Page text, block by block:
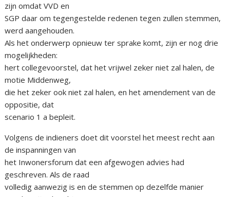
zijn omdat VVD en
SGP daar om tegengestelde redenen tegen zullen stemmen,
werd aangehouden.
Als het onderwerp opnieuw ter sprake komt, zijn er nog drie
mogelijkheden:
hert collegevoorstel, dat het vrijwel zeker niet zal halen, de
motie Middenweg,
die het zeker ook niet zal halen, en het amendement van de
oppositie, dat
scenario 1 a bepleit.
Volgens de indieners doet dit voorstel het meest recht aan
de inspanningen van
het Inwonersforum dat een afgewogen advies had
geschreven. Als de raad
volledig aanwezig is en de stemmen op dezelfde manier